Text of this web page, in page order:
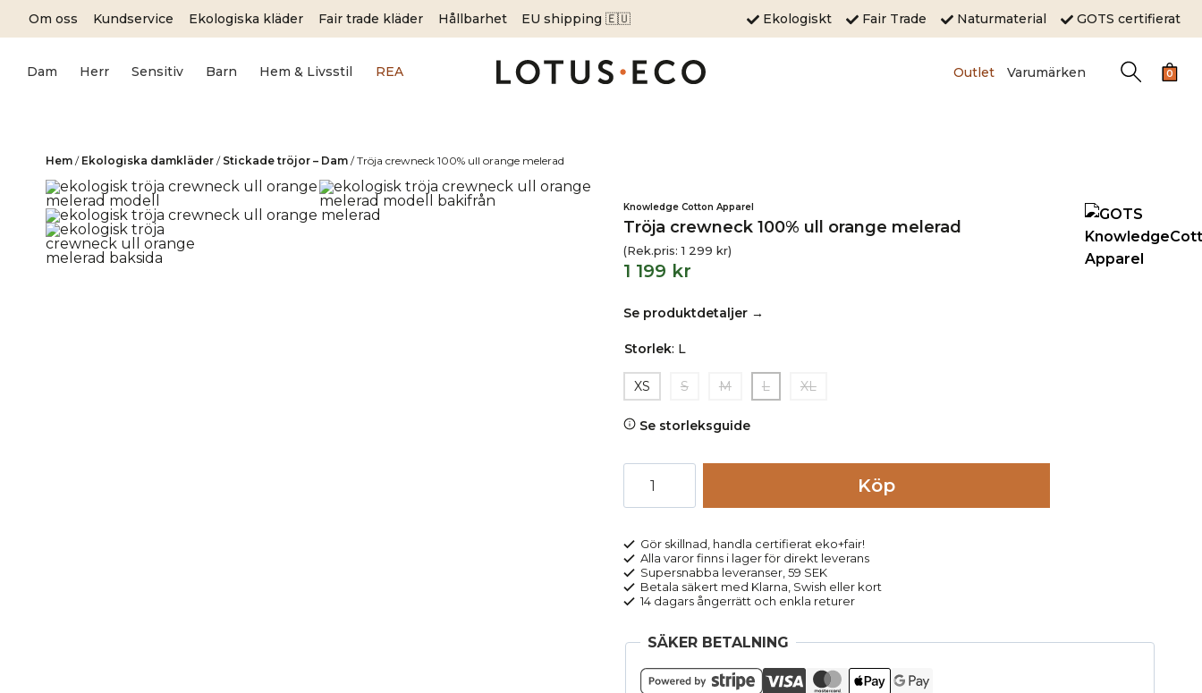
Om oss Kundservice Ekologiska kläder Fair trade kläder Hållbarhet EU shipping 🇪🇺 Ekologiskt Fair Trade Naturmaterial GOTS certifierat
Dam Herr Sensitiv Barn Hem & Livsstil REA Outlet Varumärken 0
Hem / Ekologiska damkläder / Stickade tröjor – Dam /Tröja crewneck 100% ull orange melerad
Knowledge Cotton Apparel
Tröja crewneck 100% ull orange melerad
(Rek.pris:1 299 kr)
1 199 kr
Se produktdetaljer →
Storlek: L
XS S M L XL
Se storleksguide
crewneck
ull
orange
melerad
mängd
Köp
Gör skillnad, handla certifierat eko+fair!
Alla varor finns i lager för direkt leverans
Supersnabba leveranser, 59 SEK
Betala säkert med Klarna, Swish eller kort
14 dagars ångerrätt och enkla returer
SÄKER BETALNING